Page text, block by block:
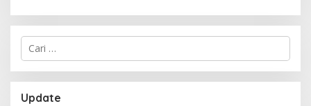
Cari
untuk:
Update